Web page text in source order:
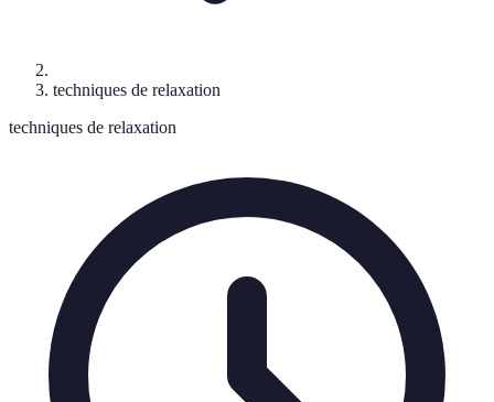
techniques de relaxation
techniques de relaxation